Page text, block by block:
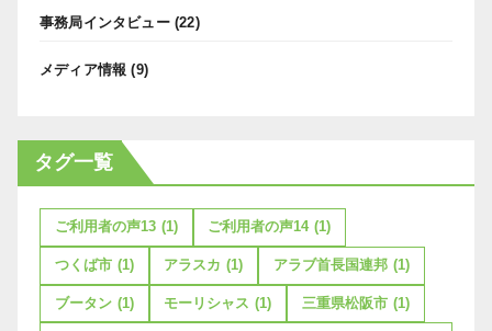
事務局インタビュー(22)
メディア情報 (9)
タグ一覧
ご利用者の声13 (1) ご利用者の声14 (1)
つくば市 (1) アラスカ (1) アラブ首長国連邦 (1)
ブータン (1) モーリシャス (1) 三重県松阪市 (1)